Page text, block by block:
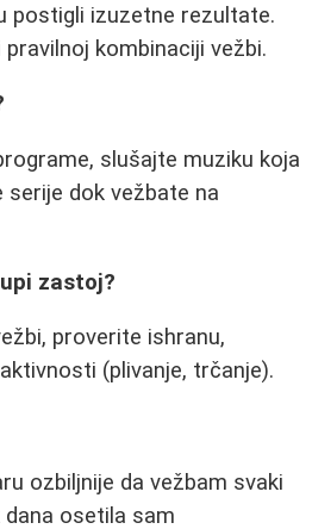
postigli izuzetne rezultate.
kombinaciji vežbi.
slušajte muziku koja
dok vežbate na
zastoj?
proverite ishranu,
(plivanje, trčanje).
ozbiljnije da vežbam svaki
dana osetila sam